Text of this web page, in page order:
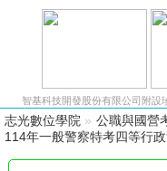
智基科技開發股份有限公司附設
志光數位學院 » 公職與國營
114年一般警察特考四等行